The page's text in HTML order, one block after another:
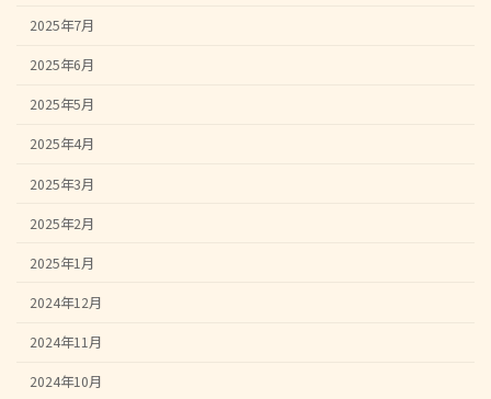
2025年7月
2025年6月
2025年5月
2025年4月
2025年3月
2025年2月
2025年1月
2024年12月
2024年11月
2024年10月